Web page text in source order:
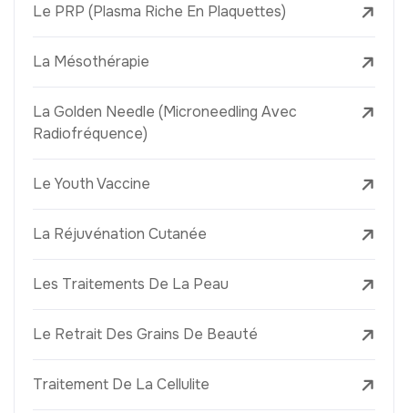
Le PRP (Plasma Riche En Plaquettes)
La Mésothérapie
La Golden Needle (Microneedling Avec
Radiofréquence)
Le Youth Vaccine
La Réjuvénation Cutanée
Les Traitements De La Peau
Le Retrait Des Grains De Beauté
Traitement De La Cellulite